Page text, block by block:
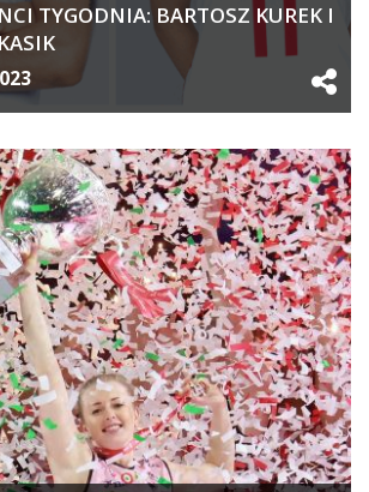
TYGODNIA: BARTOSZ KUREK I